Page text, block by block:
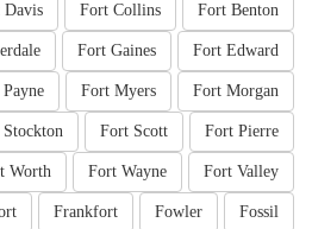
Fort Benton
Fort Collins
Davis
Fort Edward
Fort Gaines
Fort Morgan
Fort Myers
Fort Pierre
Fort Scott
Fort Valley
Fort Wayne
Worth
Fossil
Fowler
Frankfort